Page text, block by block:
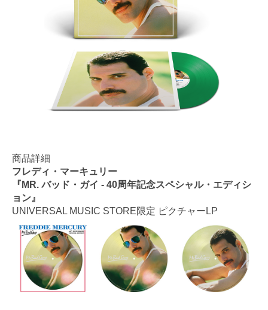
商品詳細
フレディ・マーキュリー
『MR. バッド・ガイ - 40周年記念スペシャル・エディシ
ョン』
UNIVERSAL MUSIC STORE限定 ピクチャーLP